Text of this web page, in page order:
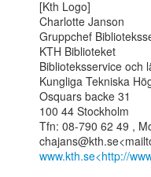
[Kth Logo]
Charlotte Janson
Gruppchef
KTH Biblioteket
Biblioteksservice och
Kungliga Tekniska
Osquars backe 31
100 44 Stockholm
Tfn: 08-790 62 49 ,
www.kth.se<http://